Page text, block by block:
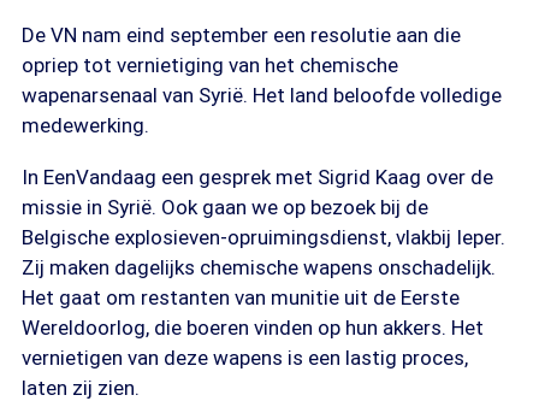
De VN nam eind september een resolutie aan die
opriep tot vernietiging van het chemische
wapenarsenaal van Syrië. Het land beloofde volledige
medewerking.
In EenVandaag een gesprek met Sigrid Kaag over de
missie in Syrië. Ook gaan we op bezoek bij de
Belgische explosieven-opruimingsdienst, vlakbij Ieper.
Zij maken dagelijks chemische wapens onschadelijk.
Het gaat om restanten van munitie uit de Eerste
Wereldoorlog, die boeren vinden op hun akkers. Het
vernietigen van deze wapens is een lastig proces,
laten zij zien.